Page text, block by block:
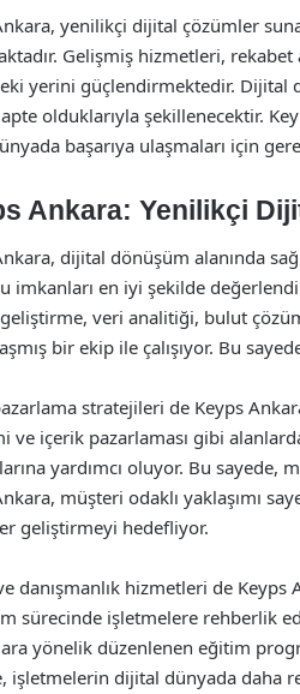
yenilikçi dijital çözümler
Gelişmiş hizmetleri,
yerini güçlendirmektedir. Dijital
olduklarıyla şekillenecektir.
başarıya ulaşmaları için
Ankara: Yenilikçi
dijital dönüşüm alanında
imkanları en iyi şekilde
geliştirme, veri analitiği, bulut
bir ekip ile çalışıyor. Bu
stratejileri de Keyps
ve içerik pazarlaması gibi
yardımcı oluyor. Bu
müşteri odaklı yaklaşımı
geliştirmeyi hedefliyor.
danışmanlık hizmetleri de
sürecinde işletmelere rehberlik
yönelik düzenlenen eğitim
işletmelerin dijital dünyada daha